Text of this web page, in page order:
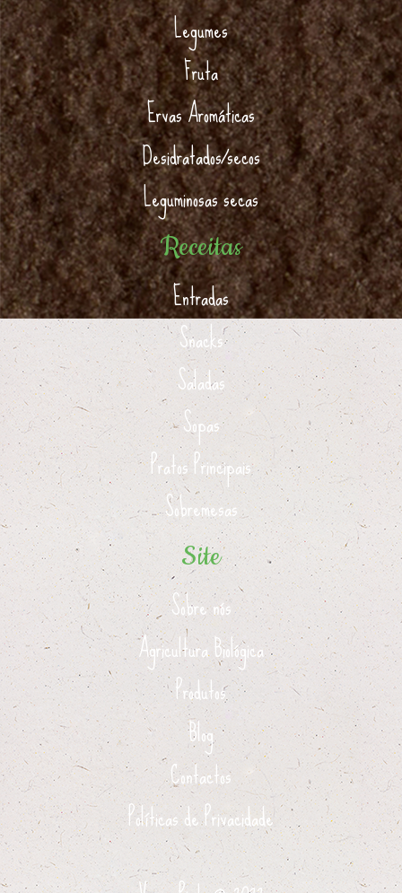
Legumes
Fruta
Ervas Aromáticas
Desidratados/secos
Leguminosas secas
Receitas
Entradas
Snacks
Saladas
Sopas
Pratos Principais
Sobremesas
Site
Sobre nós
Agricultura Biológica
Produtos
Blog
Contactos
Políticas de Privacidade